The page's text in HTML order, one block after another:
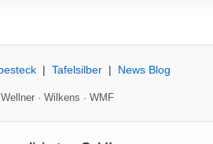
| Tafelsilber | News Blog
Wellner· Wilkens · WMF